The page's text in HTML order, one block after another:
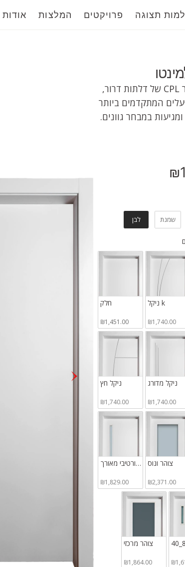
תצוגה פרויקטים המלצות אודות
סדרת דלתות למינטו בגימור CPL של דלתות דרור,
המתקדמים ביותר
במבחר גוונים.
לבן שמנת
חלק
₪1,451.00
ניקל k
₪1,740.00
ניקל חץ
₪1,740.00
ניקל מדורג
₪1,740.00
צוהר דקורטיבי מאורך
₪1,829.00
צוהר ונוס
₪2,371.00
צוהר מרכזי
₪1,864.00